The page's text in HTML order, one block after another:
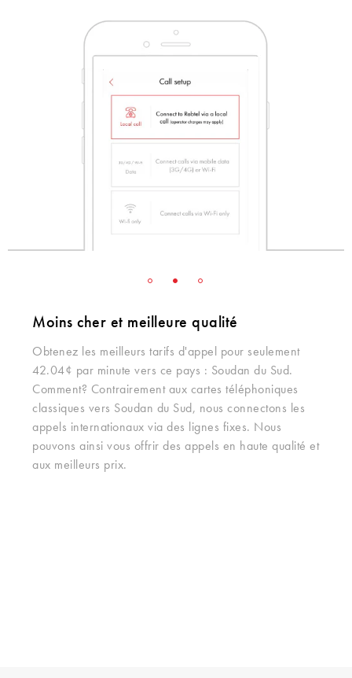
Moins cher et meilleure qualité
Obtenez les meilleurs tarifs d'appel pour seulement
42.04¢ par minute vers ce pays : Soudan du Sud.
Comment? Contrairement aux cartes téléphoniques
classiques vers Soudan du Sud, nous connectons les
appels internationaux via des lignes fixes. Nous
pouvons ainsi vous offrir des appels en haute qualité et
aux meilleurs prix.